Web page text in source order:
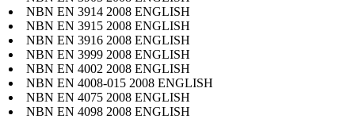
NBN EN 3914 2008 ENGLISH
NBN EN 3915 2008 ENGLISH
NBN EN 3916 2008 ENGLISH
NBN EN 3999 2008 ENGLISH
NBN EN 4002 2008 ENGLISH
NBN EN 4008-015 2008 ENGLISH
NBN EN 4075 2008 ENGLISH
NBN EN 4098 2008 ENGLISH